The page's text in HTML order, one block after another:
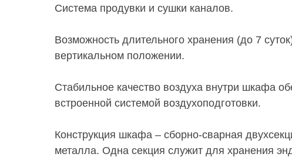
Система продувки и сушки каналов.
Возможность длительного хранения (до 7
вертикальном положении.
Стабильное качество воздуха внутри шкафа
встроенной системой воздухоподготовки.
Конструкция шкафа – сборно-сварная
металла. Одна секция служит для хранения